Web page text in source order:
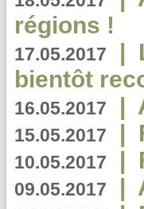
régions !
17.05.2017 |
bientôt
16.05.2017 |
15.05.2017 |
10.05.2017 |
09.05.2017 |